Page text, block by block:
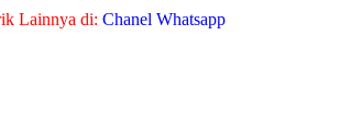
Lainnya di: Chanel Whatsapp